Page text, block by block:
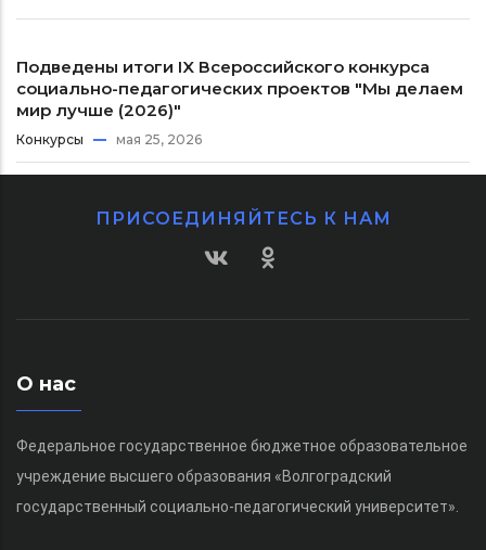
Подведены итоги IX Всероссийского конкурса
социально-педагогических проектов "Мы делаем
мир лучше (2026)"
Конкурсы мая 25, 2026
ПРИСОЕДИНЯЙТЕСЬ К НАМ
О нас
Федеральное государственное бюджетное образовательное
учреждение высшего образования «Волгоградский
государственный социально-педагогический университет».